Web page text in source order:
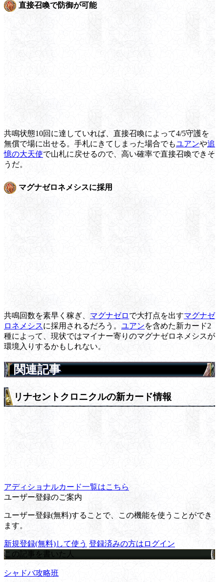
直接召喚で防御が可能
共鳴状態10回に達していれば、直接召喚によって4/5守護を
無償で場に出せる。手札にきてしまった場合でもユアンや追
憶の大天使で山札に戻せるので、高い確率で直接召喚できそ
うだ。
マグナゼロネメシスに採用
共鳴回数を素早く稼ぎ、 マグナゼロ で大打点を出すマグナゼ
ロネメシスに採用されるだろう。 ユアンを含めた新カード2
種によって、現状ではマイナー寄りのマグナゼロネメシスが
環境入りするかもしれない。
関連記事
リナセントクロニクルの新カード情報
アディショナルカード一覧はこちら
ユーザー登録のご案内
ユーザー登録(無料)することで、この機能を使うことができ
ます。
新規登録(無料)して使う 登録済みの方はログイン
この記事を書いた人
シャドバ攻略班